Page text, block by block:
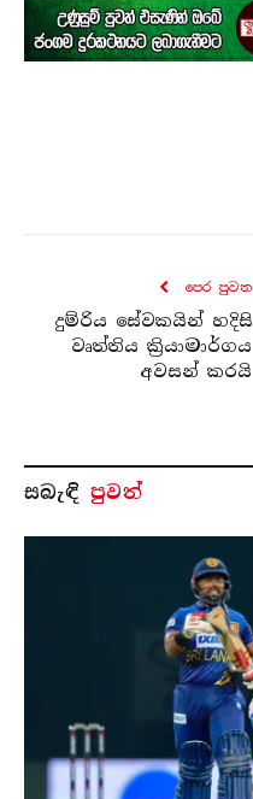
පෙර පුව​ත
දුම්රිය සේවකයින් හදිසි
වෘත්තිය ක්‍රියාමාර්ගය
අවසන් කරයි
සබැ​ඳි පුවත්